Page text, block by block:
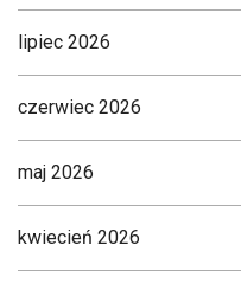
lipiec 2026
czerwiec 2026
maj 2026
kwiecień 2026